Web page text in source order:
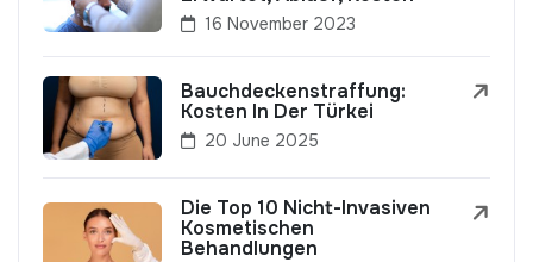
16 November 2023
Bauchdeckenstraffung:
Kosten In Der Türkei
20 June 2025
Die Top 10 Nicht-Invasiven
Kosmetischen
Behandlungen